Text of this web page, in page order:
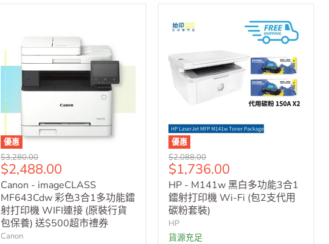
優惠
原
價
$3,280.00
售
價
$2,488.00
Canon - imageCLASS
MF643Cdw 彩色3合1多功能鐳
射打印機 WIFI連接 (原裝行貨
包保養) 送$500超市禮券
Canon
優惠
原
價
$2,088.00
售
價
$1,736.00
HP - M141w 黑白多功能3合1
鐳射打印機 Wi-Fi (包2支代用
碳粉套裝)
HP
貨源充足